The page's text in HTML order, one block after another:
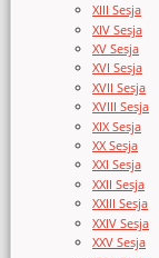
XIII Sesja
XIV Sesja
XV Sesja
XVI Sesja
XVII Sesja
XVIII Sesja
XIX Sesja
XX Sesja
XXI Sesja
XXII Sesja
XXIII Sesja
XXIV Sesja
XXV Sesja